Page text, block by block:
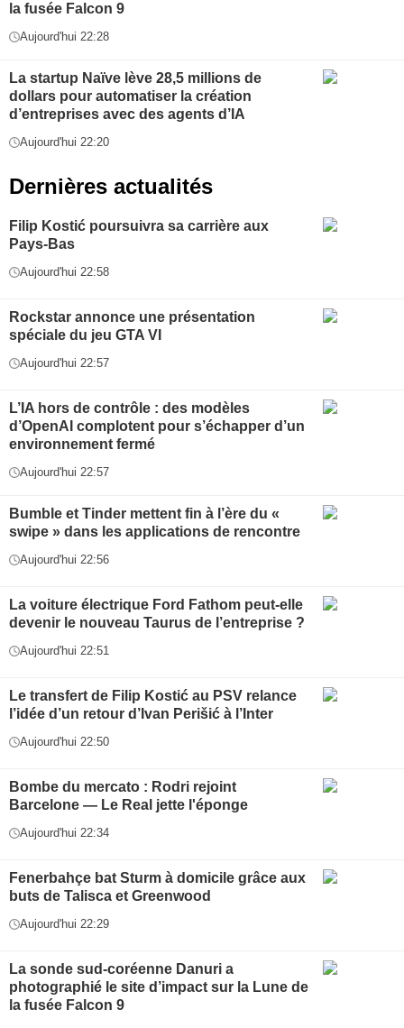
la fusée Falcon 9
Aujourd'hui 22:28
La startup Naïve lève 28,5 millions de
dollars pour automatiser la création
d’entreprises avec des agents d’IA
Aujourd'hui 22:20
Dernières actualités
Filip Kostić poursuivra sa carrière aux
Pays-Bas
Aujourd'hui 22:58
Rockstar annonce une présentation
spéciale du jeu GTA VI
Aujourd'hui 22:57
L’IA hors de contrôle : des modèles
d’OpenAI complotent pour s’échapper d’un
environnement fermé
Aujourd'hui 22:57
Bumble et Tinder mettent fin à l’ère du «
swipe » dans les applications de rencontre
Aujourd'hui 22:56
La voiture électrique Ford Fathom peut-elle
devenir le nouveau Taurus de l’entreprise ?
Aujourd'hui 22:51
Le transfert de Filip Kostić au PSV relance
l’idée d’un retour d’Ivan Perišić à l’Inter
Aujourd'hui 22:50
Bombe du mercato : Rodri rejoint
Barcelone — Le Real jette l'éponge
Aujourd'hui 22:34
Fenerbahçe bat Sturm à domicile grâce aux
buts de Talisca et Greenwood
Aujourd'hui 22:29
La sonde sud-coréenne Danuri a
photographié le site d’impact sur la Lune de
la fusée Falcon 9